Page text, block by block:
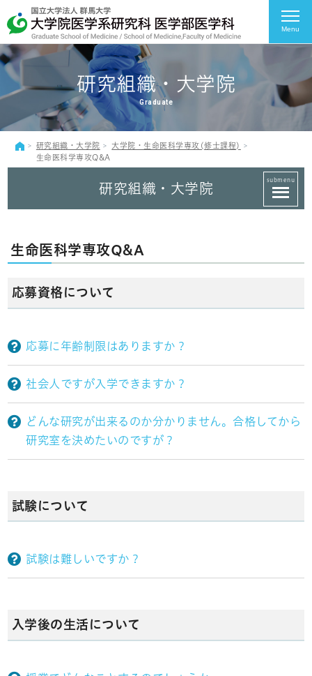
Menu
研究組織・大学院
submenu
研究組織・大学院
Graduate
研究組織・大学院
大学院・生命医科学専攻(修士課程)
生命医科学専攻Q&A
生命医科学専攻Q&A
応募資格について
応募に年齢制限はありますか？
社会人ですが入学できますか？
どんな研究が出来るのか分かりません。合格してから
研究室を決めたいのですが？
試験について
試験は難しいですか？
入学後の生活について